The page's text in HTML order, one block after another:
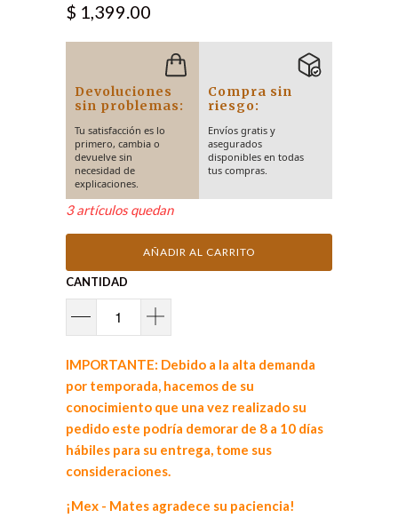
$ 1,399.00
Devoluciones
sin problemas:
Tu satisfacción es lo
primero, cambia o
devuelve sin
necesidad de
explicaciones.
Compra sin
riesgo:
Envíos gratis y
asegurados
disponibles en todas
tus compras.
3 artículos quedan
AÑADIR AL CARRITO
CANTIDAD
IMPORTANTE: Debido a la alta demanda
por temporada, hacemos de su
conocimiento que una vez realizado su
pedido este podría demorar de 8 a 10 días
hábiles para su entrega, tome sus
consideraciones.
¡Mex - Mates agradece su paciencia!